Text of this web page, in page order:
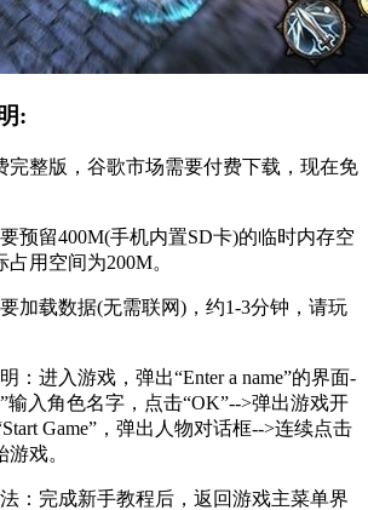
:
整版，谷歌市场需要付费下载，现在免
留400M(手机内置SD卡)的临时内存空
用空间为200M。
载数据(无需联网)，约1-3分钟，请玩
进入游戏，弹出“Enter a name”的界面-
输入角色名字，点击“OK”-->弹出游戏开
Game”，弹出人物对话框-->连续点击
戏。
完成新手教程后，返回游戏主菜单界